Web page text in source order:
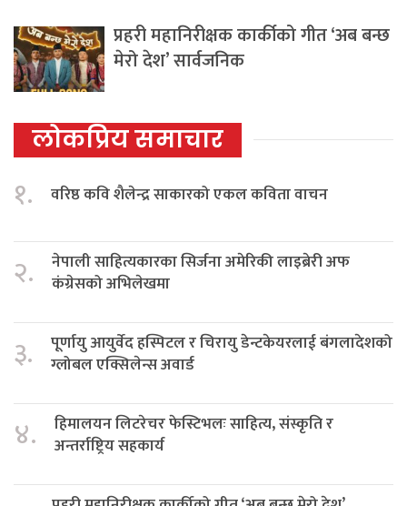
प्रहरी महानिरीक्षक कार्कीको गीत ‘अब बन्छ
मेरो देश’ सार्वजनिक
लोकप्रिय समाचार
१. वरिष्ठ कवि शैलेन्द्र साकारको एकल कविता वाचन
२.
नेपाली साहित्यकारका सिर्जना अमेरिकी लाइब्रेरी अफ
कंग्रेसको अभिलेखमा
३.
पूर्णायु आयुर्वेद हस्पिटल र चिरायु डेन्टकेयरलाई बंगलादेशको
ग्लोबल एक्सिलेन्स अवार्ड
४.
हिमालयन लिटरेचर फेस्टिभलः साहित्य, संस्कृति र
अन्तर्राष्ट्रिय सहकार्य